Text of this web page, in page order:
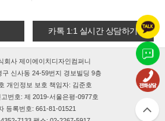
카톡 1:1 실시간 상담하기
회사 제이에이치디자인컴퍼니
구 신사동 24-59번지 경보빌딩 9층
개인정보 보호 책임자: 김준호
번호: 제 2019-서울은평-0977호
등록번호: 661-81-01521